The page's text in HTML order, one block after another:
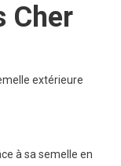
Cher
extérieure
à sa semelle en